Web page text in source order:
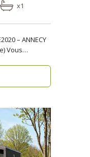
x1
– ANNECY